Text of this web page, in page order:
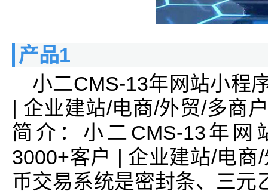
产品1
小二CMS-13年网站小程
| 企业建站/电商/外贸/多商
简介：小二CMS-13年
3000+客户 | 企业建站/电
币交易系统是密封条、三元